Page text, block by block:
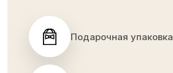
Подарочная упаковка